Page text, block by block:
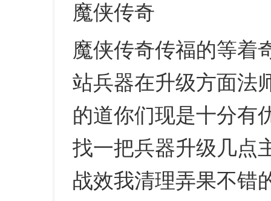
魔侠传奇
魔侠传奇传福的等着
站兵器在升级方面法
的道你们现是十分有
找一把兵器升级几点
战效我清理弄果不错